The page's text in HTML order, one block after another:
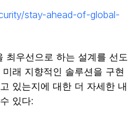
stay-ahead-of-global-
최우선으로 하는 설계를 선도
래 지향적인 솔루션을 구현
있는지에 대한 더 자세한 내
있다: